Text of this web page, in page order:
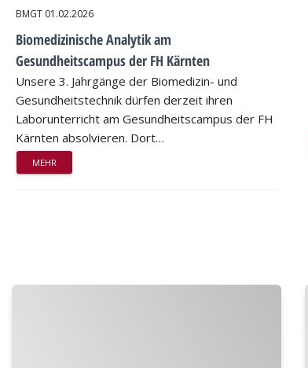
BMGT 01.02.2026
Biomedizinische Analytik am
Gesundheitscampus der FH Kärnten
Unsere 3. Jahrgänge der Biomedizin- und
Gesundheitstechnik dürfen derzeit ihren
Laborunterricht am Gesundheitscampus der FH
Kärnten absolvieren. Dort…
MEHR